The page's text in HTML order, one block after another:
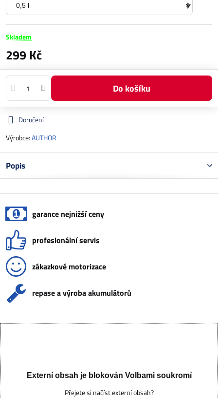
Skladem
299 Kč
Do košíku
Doručení
Výrobce:AUTHOR
Popis
garance nejnižší ceny
profesionální servis
zákazkové motorizace
repase a výroba akumulátorů
Externí obsah je blokován Volbami soukromí
Přejete si načíst externí obsah?